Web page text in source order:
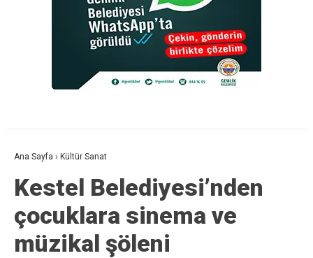
Ana Sayfa › Kültür Sanat
Kestel Belediyesi’nden
çocuklara sinema ve
müzikal şöleni